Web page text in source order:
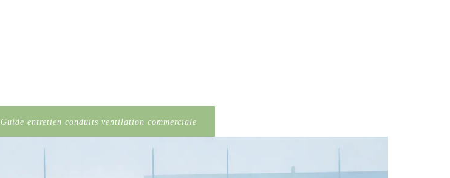
Guide entretien conduits ventilation commerciale